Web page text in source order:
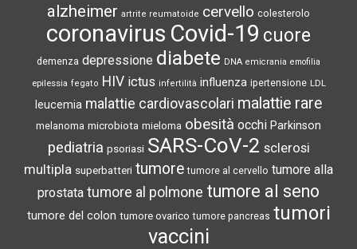
alzheimer artrite reumatoide cervello colesterolo
coronavirus Covid-19 cuore
demenza depressione diabete DNA emicrania emofilia
epilessia fegato HIV ictus infertilità influenza ipertensione LDL
leucemia malattie cardiovascolari malattie rare
melanoma microbiota mieloma obesità occhi Parkinson
pediatria psoriasi SARS-CoV-2 sclerosi
multipla superbatteri tumore tumore al cervello tumore alla
prostata tumore al polmone tumore al seno
tumore del colon tumore ovarico tumore pancreas tumori
vaccini